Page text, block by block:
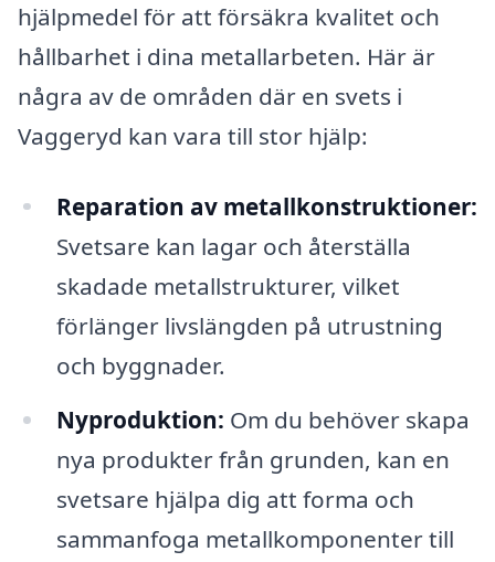
hjälpmedel för att försäkra kvalitet och
hållbarhet i dina metallarbeten. Här är
några av de områden där en svets i
Vaggeryd kan vara till stor hjälp:
Reparation av metallkonstruktioner:
Svetsare kan lagar och återställa
skadade metallstrukturer, vilket
förlänger livslängden på utrustning
och byggnader.
Nyproduktion: Om du behöver skapa
nya produkter från grunden, kan en
svetsare hjälpa dig att forma och
sammanfoga metallkomponenter till